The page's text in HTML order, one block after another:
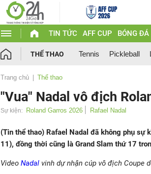
TIN TỨC AFF CUP BÓNG ĐÁ
THỂ THAO Tennis Pickleball
Trang chủ Thể thao
"Vua" Nadal vô địch
Sự kiện: Roland Garros 2026 Rafael Nadal
(Tin thể thao) Rafael Nadal đã không phụ sự
11), đồng thời cũng là Grand Slam thứ 17
Video Nadal vinh dự nhận cúp vô địch Coupe